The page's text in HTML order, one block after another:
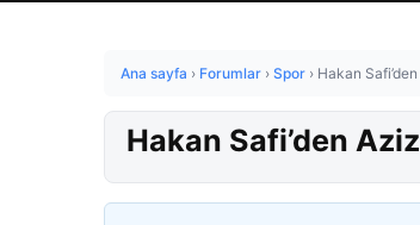
Ana sayfa › Forumlar › Spor › Hakan
Hakan Safi’den